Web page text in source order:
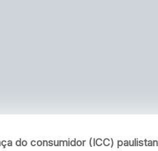
do consumidor (ICC)